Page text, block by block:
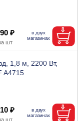
₽
1,8 м, 2200 Вт,
A4715
₽